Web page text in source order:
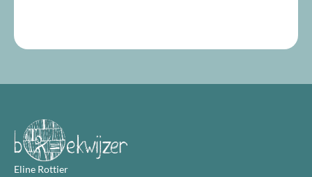
Eline Rottier